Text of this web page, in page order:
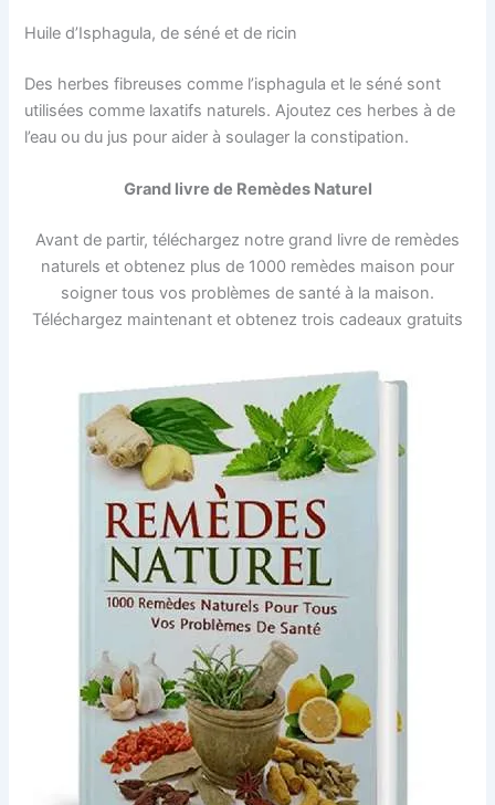
Huile d’Isphagula, de séné et de ricin
Des herbes fibreuses comme l’isphagula et le séné sont
utilisées comme laxatifs naturels. Ajoutez ces herbes à de
l’eau ou du jus pour aider à soulager la constipation.
Grand livre de Remèdes Naturel
Avant de partir, téléchargez notre grand livre de remèdes
naturels et obtenez plus de 1000 remèdes maison pour
soigner tous vos problèmes de santé à la maison.
Téléchargez maintenant et obtenez trois cadeaux gratuits